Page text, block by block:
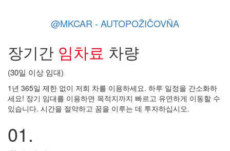
@MKCAR - AUTOPOŽIČOVŇA
장기간 임차료 차량
(30일 이상 임대)
1년 365일 제한 없이 저희 차를 이용하세요. 하루 일정을 간소화하
세요! 장기 임대를 이용하면 목적지까지 빠르고 유연하게 이동할 수
있습니다. 시간을 절약하고 꿈을 이루는 데 투자하십시오.
01.